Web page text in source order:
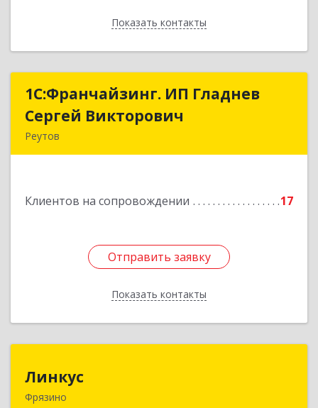
Показать контакты
Назад
1С:Франчайзинг. ИП Гладнев
Сергей Викторович
Реутов
Клиентов на сопровождении 17
Отправить заявку
Показать контакты
1С:Франчайзинг. ИП Гладнев
Сергей Викторович
Подробнее
Отправить заявку
Назад
Линкус
Фрязино
141191, Московская обл, Фрязино г, Ленина ул,